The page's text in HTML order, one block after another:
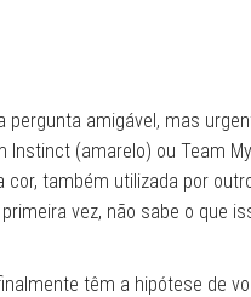
pergunta amigável, mas
(amarelo) ou Team
também utilizada por
vez, não sabe o que
têm a hipótese de